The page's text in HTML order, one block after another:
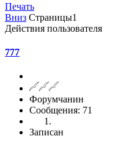
Печать
Вниз Страницы1
Действия пользователя
777
Форумчанин
Сообщения: 71
Записан